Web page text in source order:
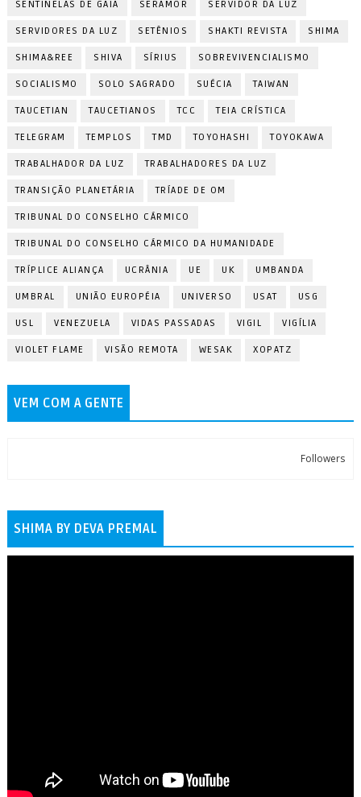
SENTINELAS DE GAIA SERAMOR SERVIDOR DA LUZ
SERVIDORES DA LUZ SETÊNIOS SHAKTI REVISTA SHIMA
SHIMA&REE SHIVA SÍRIUS SOBREVIVENCIALISMO
SOCIALISMO SOLO SAGRADO SUÉCIA TAIWAN
TAUCETIAN TAUCETIANOS TCC TEIA CRÍSTICA
TELEGRAM TEMPLOS TMD TOYOHASHI TOYOKAWA
TRABALHADOR DA LUZ TRABALHADORES DA LUZ
TRANSIÇÃO PLANETÁRIA TRÍADE DE OM
TRIBUNAL DO CONSELHO CÁRMICO
TRIBUNAL DO CONSELHO CÁRMICO DA HUMANIDADE
TRÍPLICE ALIANÇA UCRÂNIA UE UK UMBANDA
UMBRAL UNIÃO EUROPÉIA UNIVERSO USAT USG
USL VENEZUELA VIDAS PASSADAS VIGIL VIGÍLIA
VIOLET FLAME VISÃO REMOTA WESAK XOPATZ
VEM COM A GENTE
Followers
SHIMA BY DEVA PREMAL